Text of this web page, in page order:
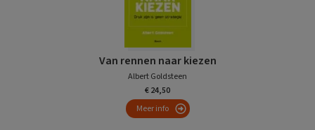
Van rennen naar kiezen
Albert Goldsteen
€ 24,50
Meer info